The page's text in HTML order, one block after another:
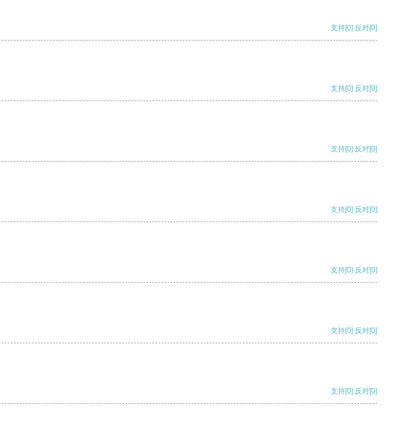
支持[0] 反对[0]
支持[0] 反对[0]
支持[0] 反对[0]
支持[0] 反对[0]
支持[0] 反对[0]
支持[0] 反对[0]
支持[0] 反对[0]